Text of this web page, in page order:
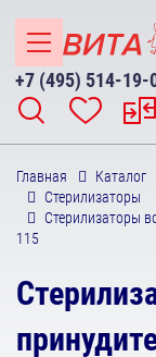
+7 (495) 514-19-
Главная Каталог
Стерилизаторы
Стерилизаторы
115